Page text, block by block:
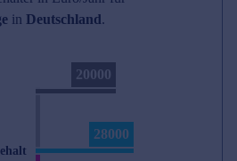
in Deutschland.
20000
28000